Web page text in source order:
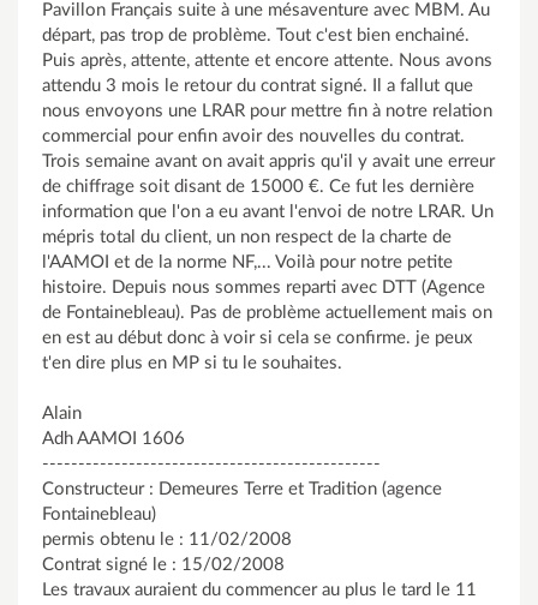
Pavillon Français suite à une mésaventure avec MBM. Au
départ, pas trop de problème. Tout c'est bien enchainé.
Puis après, attente, attente et encore attente. Nous avons
attendu 3 mois le retour du contrat signé. Il a fallut que
nous envoyons une LRAR pour mettre fin à notre relation
commercial pour enfin avoir des nouvelles du contrat.
Trois semaine avant on avait appris qu'il y avait une erreur
de chiffrage soit disant de 15000 €. Ce fut les dernière
information que l'on a eu avant l'envoi de notre LRAR. Un
mépris total du client, un non respect de la charte de
l'AAMOI et de la norme NF,... Voilà pour notre petite
histoire. Depuis nous sommes reparti avec DTT (Agence
de Fontainebleau). Pas de problème actuellement mais on
en est au début donc à voir si cela se confirme. je peux
t'en dire plus en MP si tu le souhaites.
Alain
Adh AAMOI 1606
-----------------------------------------------
Constructeur : Demeures Terre et Tradition (agence
Fontainebleau)
permis obtenu le : 11/02/2008
Contrat signé le : 15/02/2008
Les travaux auraient du commencer au plus le tard le 11